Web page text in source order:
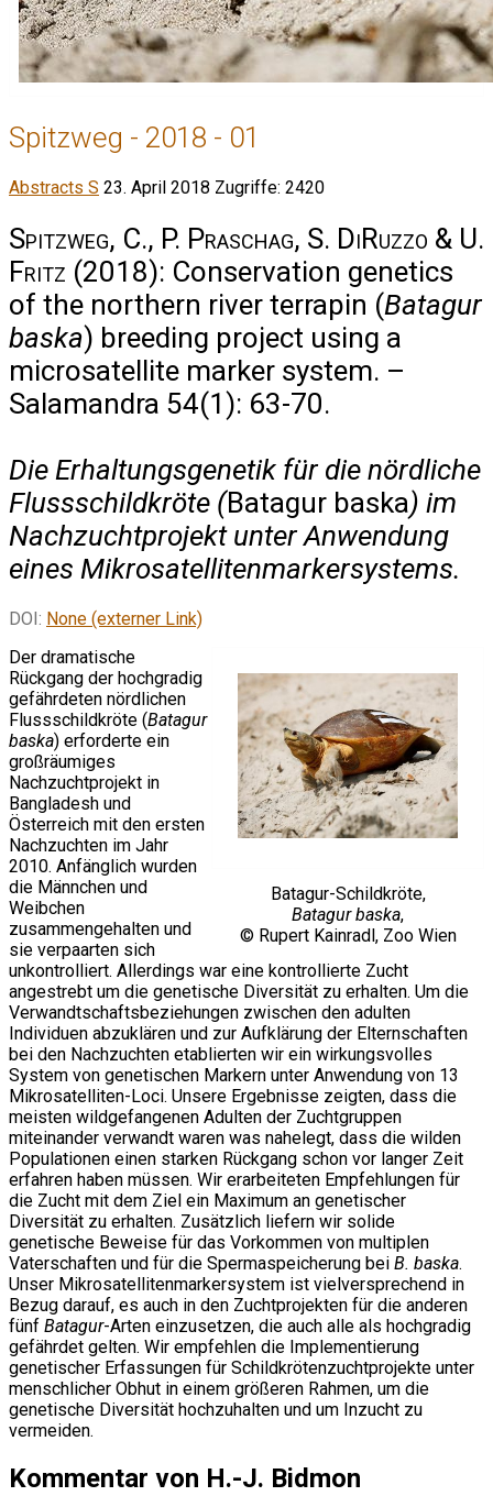
Spitzweg - 2018 - 01
Abstracts S 23. April 2018 Zugriffe: 2420
Spitzweg, C., P. Praschag, S. DiRuzzo & U.
Fritz (2018): Conservation genetics
of the northern river terrapin (Batagur
baska) breeding project using a
microsatellite marker system. –
Salamandra 54(1): 63-70.
Die Erhaltungsgenetik für die nördliche
Flussschildkröte (Batagur baska) im
Nachzuchtprojekt unter Anwendung
eines Mikrosatellitenmarkersystems.
DOI: None (externer Link)
Batagur-Schildkröte,
Batagur baska,
© Rupert Kainradl, Zoo Wien
Der dramatische
Rückgang der hochgradig
gefährdeten nördlichen
Flussschildkröte (Batagur
baska) erforderte ein
großräumiges
Nachzuchtprojekt in
Bangladesh und
Österreich mit den ersten
Nachzuchten im Jahr
2010. Anfänglich wurden
die Männchen und
Weibchen
zusammengehalten und
sie verpaarten sich
unkontrolliert. Allerdings war eine kontrollierte Zucht
angestrebt um die genetische Diversität zu erhalten. Um die
Verwandtschaftsbeziehungen zwischen den adulten
Individuen abzuklären und zur Aufklärung der Elternschaften
bei den Nachzuchten etablierten wir ein wirkungsvolles
System von genetischen Markern unter Anwendung von 13
Mikrosatelliten-Loci. Unsere Ergebnisse zeigten, dass die
meisten wildgefangenen Adulten der Zuchtgruppen
miteinander verwandt waren was nahelegt, dass die wilden
Populationen einen starken Rückgang schon vor langer Zeit
erfahren haben müssen. Wir erarbeiteten Empfehlungen für
die Zucht mit dem Ziel ein Maximum an genetischer
Diversität zu erhalten. Zusätzlich liefern wir solide
genetische Beweise für das Vorkommen von multiplen
Vaterschaften und für die Spermaspeicherung bei B. baska.
Unser Mikrosatellitenmarkersystem ist vielversprechend in
Bezug darauf, es auch in den Zuchtprojekten für die anderen
fünf Batagur-Arten einzusetzen, die auch alle als hochgradig
gefährdet gelten. Wir empfehlen die Implementierung
genetischer Erfassungen für Schildkrötenzuchtprojekte unter
menschlicher Obhut in einem größeren Rahmen, um die
genetische Diversität hochzuhalten und um Inzucht zu
vermeiden.
Kommentar von H.-J. Bidmon